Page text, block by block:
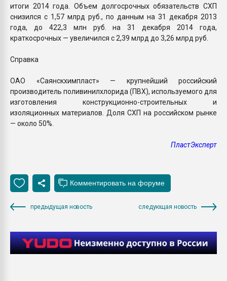
итоги 2014 года. Объем долгосрочных обязательств СХП
снизился с 1,57 млрд руб., по данным на 31 декабря 2013
года, до 422,3 млн руб. на 31 декабря 2014 года,
краткосрочных — увеличился с 2,39 млрд до 3,26 млрд руб.
Справка
ОАО «Саянскхимпласт» — крупнейший российский
производитель поливинилхлорида (ПВХ), используемого для
изготовления конструкционно-строительных и
изоляционных материалов. Доля СХП на российском рынке
— около 50%.
ПластЭксперт
предыдущая новость следующая новость